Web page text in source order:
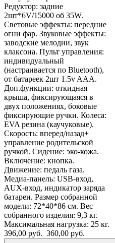
Редуктор: задние
2шт*6V/15000 об 35W.
Световые эффекты: передние
огни фар. Звуковые эффекты:
заводские мелодии, звук
клаксона. Пульт управления:
индивидуальный
(настраивается по Bluetooth),
от батареек 2шт 1.5v AAА.
Доп.функции: откидная
крыша, фиксирующаяся в
двух положениях, боковые
фиксирующие ручки. Колеса:
EVA резина (каучуковые).
Скорость: вперед/назад+
управление родительской
ручкой. Сидение: эко-кожа.
Включение: кнопка.
Движение: педаль газа.
Медиа-панель: USB-вход,
AUX-вход, индикатор заряда
батареи. Размер собранной
модели: 72*40*86 см. Вес
собранного изделия: 9,3 кг.
Максимальная нагрузка: 25 кг.
396,00 руб. 360,00 руб.